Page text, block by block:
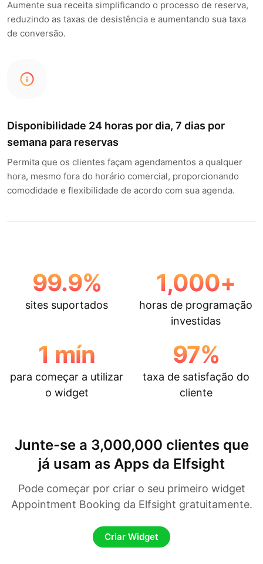
Aumente sua receita simplificando o processo de reserva,
reduzindo as taxas de desistência e aumentando sua taxa
de conversão.
Disponibilidade 24 horas por dia, 7 dias por
semana para reservas
Permita que os clientes façam agendamentos a qualquer
hora, mesmo fora do horário comercial, proporcionando
comodidade e flexibilidade de acordo com sua agenda.
99.9%
sites suportados
1,000+
horas de programação
investidas
1 mín
para começar a utilizar
o widget
97%
taxa de satisfação do
cliente
Junte-se a 3,000,000 clientes que
já usam as Apps da Elfsight
Pode começar por criar o seu primeiro widget
Appointment Booking da Elfsight gratuitamente.
Criar Widget